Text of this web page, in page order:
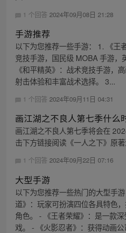
1 个回答 2024年09月08日 21:28
手游推荐
以下为您推荐一些手游： 1. 《王
竞技手游，国民级 MOBA 手游，
《和平精英》：战术竞技手游，
射击体验和丰富战术选择。 3...
1 个回答 2024年09月11日 04:31
画江湖之不良人第七季什么
画江湖之不良人第七季将会在
击下方链接阅读《一人之下》原著
1 个回答 2024年09月22日 07:16
大型手游
以下为您推荐一些热门的大型手
道》：玩家可扮演四位各具特色
角色。 - 《王者荣耀》：是一款
戏。 - 《火影忍者》：获得动画